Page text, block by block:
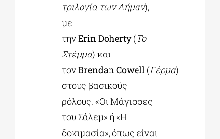
τριλογία των Λήμαν),
με
τηνErin Doherty(To
Στέμμα) και
τoνBrendan Cowell (Γέρμα)
στους βασικούς
ρόλους. «Οι Μάγισσες
του Σάλεμ» ή «Η
δοκιμασία», όπως είναι